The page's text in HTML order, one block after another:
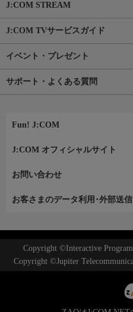
J:COM STREAM
J:COM TVサービスガイド
イベント・プレゼント
サポート・よくある質問
Fun! J:COM
J:COM オフィシャルサイト
お問い合わせ
お客さまのデータ利用･外部送
Copyright ©Interactive
Copyright ©Jupiter